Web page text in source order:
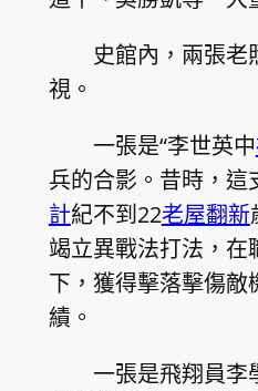
史館內，兩張老
視。
一張是“李世英中
兵的合影。昔時，這
計紀不到22老屋翻新
竭立異戰法打法，
下，獲得擊落擊傷敵
績。
一張是飛翔員李